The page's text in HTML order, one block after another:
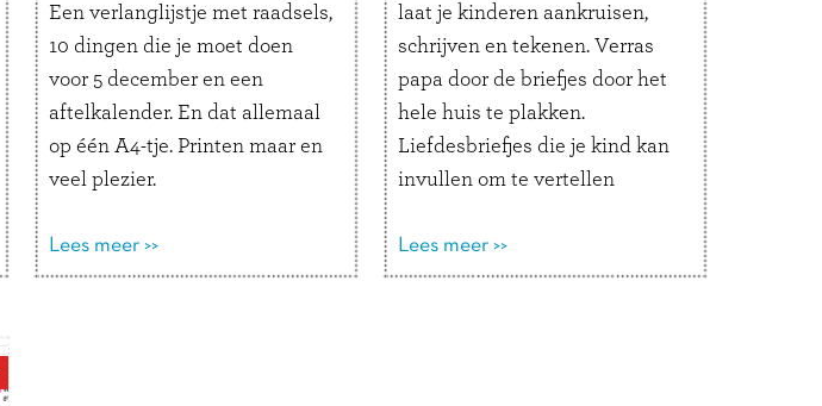
iedereen een op het bord
tijdens brunch of diner.
Merry Xmas!
Een verlanglijstje met raadsels,
10 dingen die je moet doen
voor 5 december en een
aftelkalender. En dat allemaal
op één A4-tje. Printen maar en
veel plezier.
Lees meer >>
laat je kinderen aankruisen,
schrijven en tekenen. Verras
papa door de briefjes door het
hele huis te plakken.
Liefdesbriefjes die je kind kan
invullen om te vertellen
Dat is toch het mooiste cadeau
voor Vaderdag of papa’s
Lees meer >>